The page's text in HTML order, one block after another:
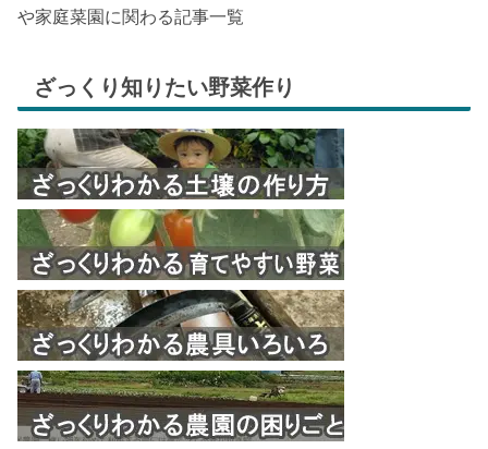
や家庭菜園に関わる記事一覧
ざっくり知りたい野菜作り